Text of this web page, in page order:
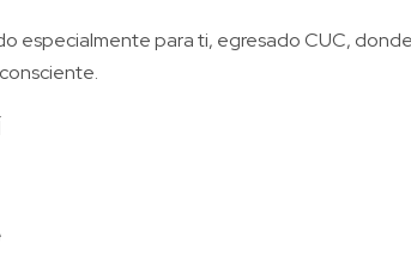
especialmente para ti, egresado CUC,